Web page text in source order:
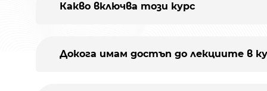
Какво включва този курс
Докога имам достъп до лекциите в